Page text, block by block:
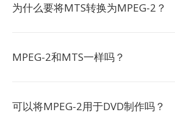
为什么要将MTS转换为MPEG-2？
MPEG-2和MTS一样吗？
可以将MPEG-2用于DVD制作吗？